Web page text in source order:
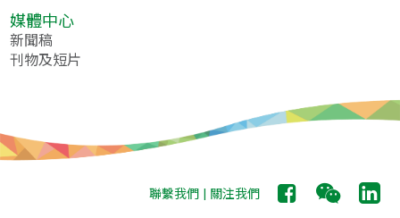
媒體中心
新聞稿
刊物及短片
聯繫我們| 關注我們